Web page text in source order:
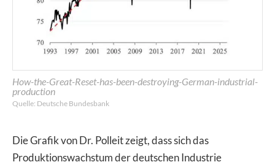
How-the-Great-Reset-has-been-destroying-German-industrial-
production
Quelle: Deutsche Bundesbank
Die Grafik von Dr. Polleit zeigt, dass sich das
Produktionswachstum der deutschen Industrie